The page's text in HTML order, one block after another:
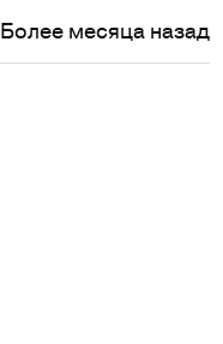
Более месяца назад